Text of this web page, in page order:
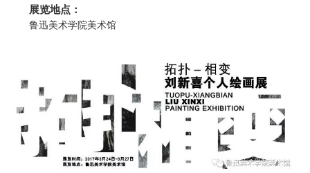
展览地点：
鲁迅美术学院美术馆